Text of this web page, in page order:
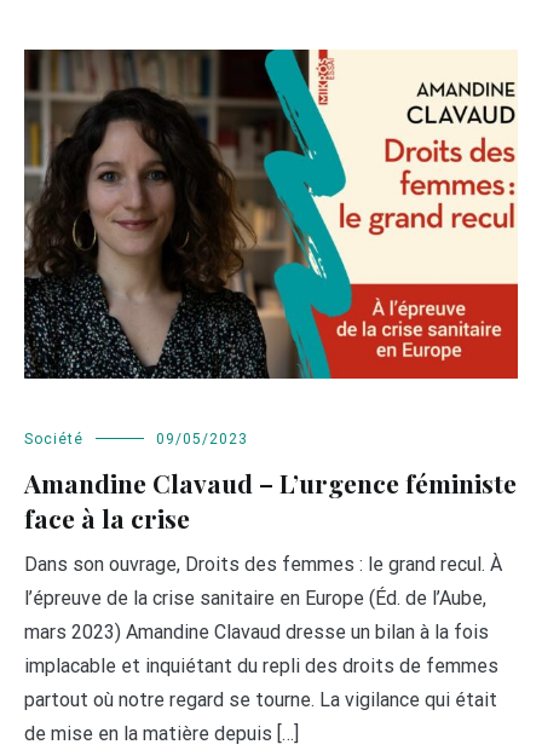
Société 09/05/2023
Amandine Clavaud – L’urgence féministe
face à la crise
Dans son ouvrage, Droits des femmes : le grand recul. À
l’épreuve de la crise sanitaire en Europe (Éd. de l’Aube,
mars 2023) Amandine Clavaud dresse un bilan à la fois
implacable et inquiétant du repli des droits de femmes
partout où notre regard se tourne. La vigilance qui était
de mise en la matière depuis […]